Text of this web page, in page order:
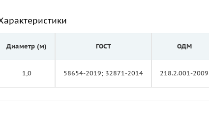
Диаметр (м)
1,0
ГОСТ
58654-2019; 32871-2014
ОДМ
218.2.001-2009